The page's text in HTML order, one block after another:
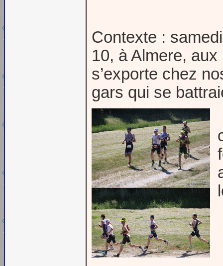
Contexte :
10, à Almere,
s’exporte chez
gars qui se